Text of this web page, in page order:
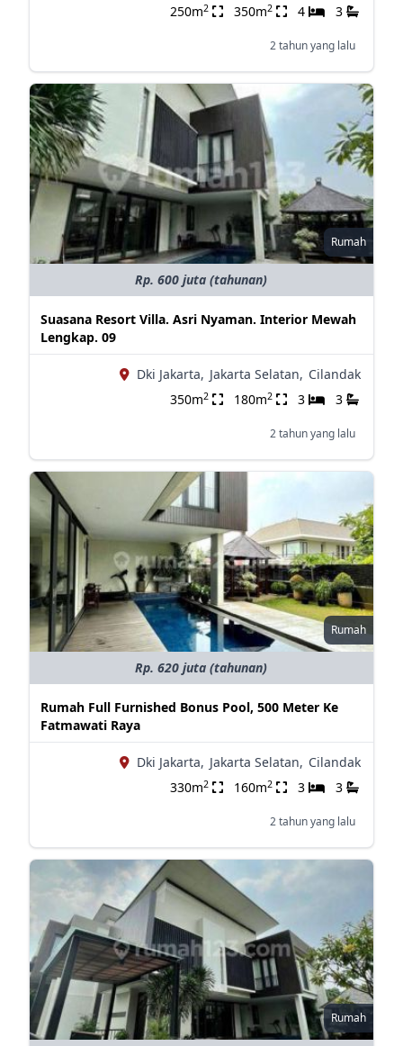
250m2 350m2 4 3
2 tahun yang lalu
Rumah
Rp. 600 juta (tahunan)
Suasana Resort Villa. Asri Nyaman. Interior Mewah
Lengkap. 09
Dki Jakarta, Jakarta Selatan, Cilandak
350m2 180m2 3 3
2 tahun yang lalu
Rumah
Rp. 620 juta (tahunan)
Rumah Full Furnished Bonus Pool, 500 Meter Ke
Fatmawati Raya
Dki Jakarta, Jakarta Selatan, Cilandak
330m2 160m2 3 3
2 tahun yang lalu
Rumah